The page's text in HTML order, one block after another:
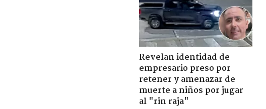
Revelan identidad de
empresario preso por
retener y amenazar de
muerte a niños por jugar
al "rin raja"